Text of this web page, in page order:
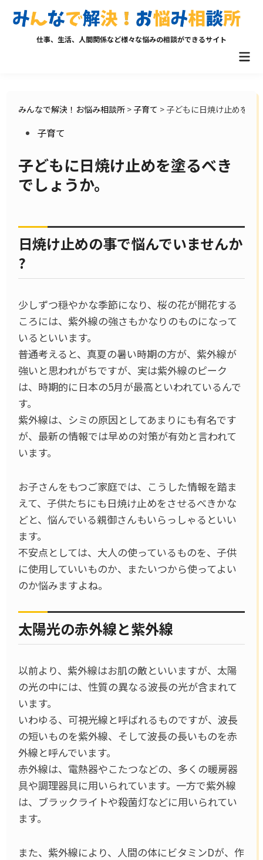
仕事、生活、人間関係など様々な悩みの相談ができるサイト
みんなで解決！お悩み相談所 > 子育て > 子どもに日焼け止めを塗
Posted子育て
子どもに日焼け止めを塗るべき
でしょうか。
日焼け止めの事で悩んでいませんか
?
少しずつ穏やかな季節になり、桜の花が開花する
ころには、紫外線の強さもかなりのものになって
いるといいます。
普通考えると、真夏の暑い時期の方が、紫外線が
強いと思われがちですが、実は紫外線のピーク
は、時期的に日本の5月が最高といわれているんで
す。
紫外線は、シミの原因としてあまりにも有名です
が、最新の情報では早めの対策が有効と言われて
います。
お子さんをもつご家庭では、こうした情報を踏ま
えて、子供たちにも日焼け止めをさせるべきかな
どと、悩んでいる親御さんもいらっしゃるといい
ます。
不安点としては、大人の使っているものを、子供
に使用していいものか、またいつから使ってよい
のか悩みますよね。
太陽光の赤外線と紫外線
以前より、紫外線はお肌の敵といいますが、太陽
の光の中には、性質の異なる波長の光が含まれて
います。
いわゆる、可視光線と呼ばれるものですが、波長
の短いものを紫外線、そして波長の長いものを赤
外線と呼んでいます。
赤外線は、電熱器やこたつなどの、多くの暖房器
具や調理器具に用いられています。一方で紫外線
は、ブラックライトや殺菌灯などに用いられてい
ます。
また、紫外線により、人間の体にビタミンDが、作